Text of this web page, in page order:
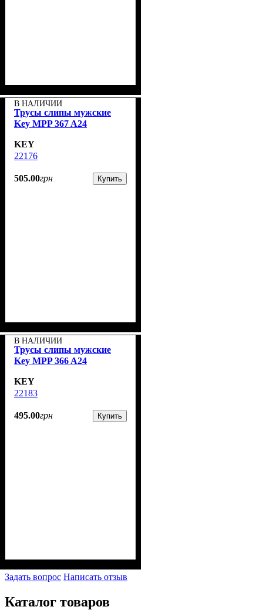
В НАЛИЧИИ
Трусы слипы мужские
Key MPP 367 A24
KEY
22176
505.00грн Купить
В НАЛИЧИИ
Трусы слипы мужские
Key MPP 366 A24
KEY
22183
495.00грн Купить
Задать вопрос Написать отзыв
Каталог товаров